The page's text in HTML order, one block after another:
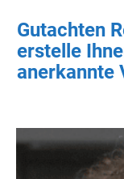
Gutachten
erstelle
anerkannte